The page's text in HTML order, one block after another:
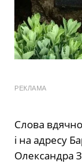
РЕКЛАМА
Слова
і на адресу
Олександра